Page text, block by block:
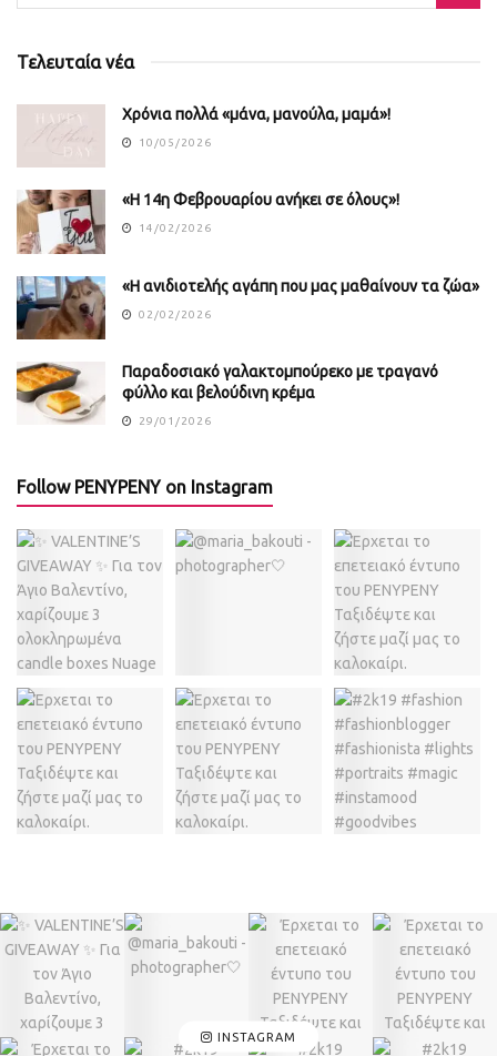
Τελευταία νέα
Χρόνια πολλά «μάνα, μανούλα, μαμά»!
10/05/2026
«Η 14η Φεβρουαρίου ανήκει σε όλους»!
14/02/2026
«Η ανιδιοτελής αγάπη που μας μαθαίνουν τα ζώα»
02/02/2026
Παραδοσιακό γαλακτομπούρεκο με τραγανό
φύλλο και βελούδινη κρέμα
29/01/2026
Follow PENYPENY on Instagram
INSTAGRAM